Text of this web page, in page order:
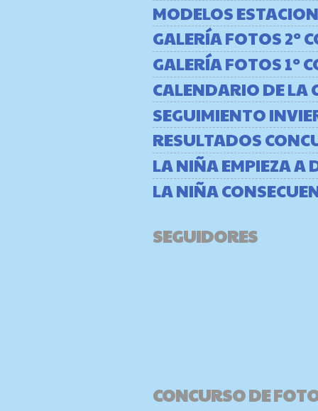
MODELOS
GALERÍA FOTOS 2º
GALERÍA FOTOS 1º
CALENDARIO DE LA
SEGUIMIENTO
RESULTADOS
LA NIÑA EMPIEZA A
LA NIÑA
SEGUIDORES
CONCURSO DE